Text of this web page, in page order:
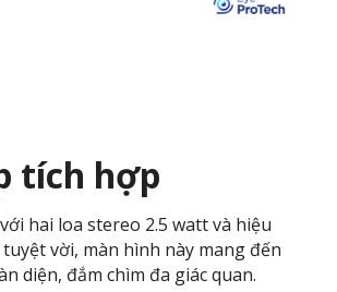
tích hợp
hai loa stereo 2.5 watt và hiệu
vời, màn hình này mang đến
diện, đắm chìm đa giác quan.